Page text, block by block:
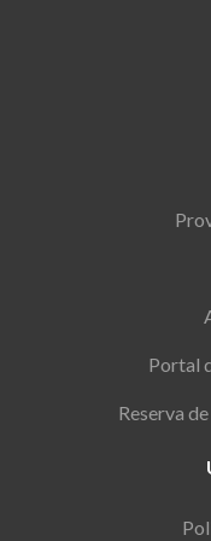
Portal
Reserva